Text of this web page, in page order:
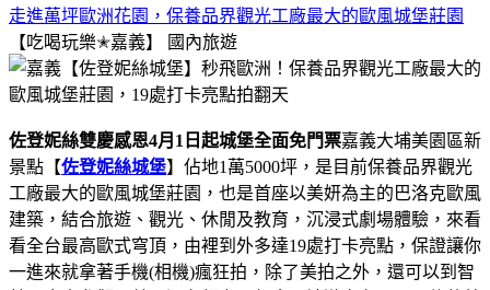
走進萬坪歐洲花園，保養品界觀光工廠最大的歐風城堡莊園
【吃喝玩樂✭嘉義】
國內旅遊
佐登妮絲雙慶感恩4月1日起城堡全面免門票嘉義大埔美園區新
景點【佐登妮絲城堡】佔地1萬5000坪，是目前保養品界觀光
工廠最大的歐風城堡莊園，也是首座以美妍為主的巴洛克歐風
建築，結合旅遊、觀光、休閒及教育，沉浸式劇場體驗，來看
看全台最高歐式穹頂，由裡到外多達19處打卡亮點，保證讓你
一進來就拿著手機(相機)瘋狂拍，除了美拍之外，還可以到智